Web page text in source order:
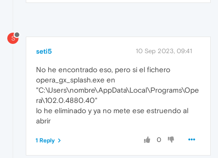
S
seti5 10 Sep 2023, 09:41
No he encontrado eso, pero si el fichero
opera_gx_splash.exe en
"C:\Users\nombre\AppData\Local\Programs\Ope
ra\102.0.4880.40"
lo he eliminado y ya no mete ese estruendo al
abrir
0
1 Reply